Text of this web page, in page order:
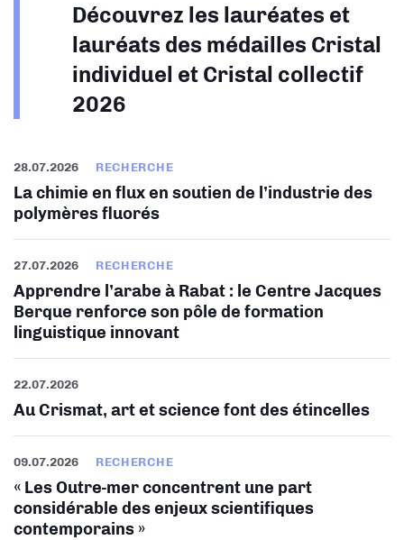
Découvrez les lauréates et
lauréats des médailles Cristal
individuel et Cristal collectif
2026
28.07.2026 RECHERCHE
La chimie en flux en soutien de l’industrie des
polymères fluorés
27.07.2026 RECHERCHE
Apprendre l’arabe à Rabat : le Centre Jacques
Berque renforce son pôle de formation
linguistique innovant
22.07.2026
Au Crismat, art et science font des étincelles
09.07.2026 RECHERCHE
« Les Outre-mer concentrent une part
considérable des enjeux scientifiques
contemporains »